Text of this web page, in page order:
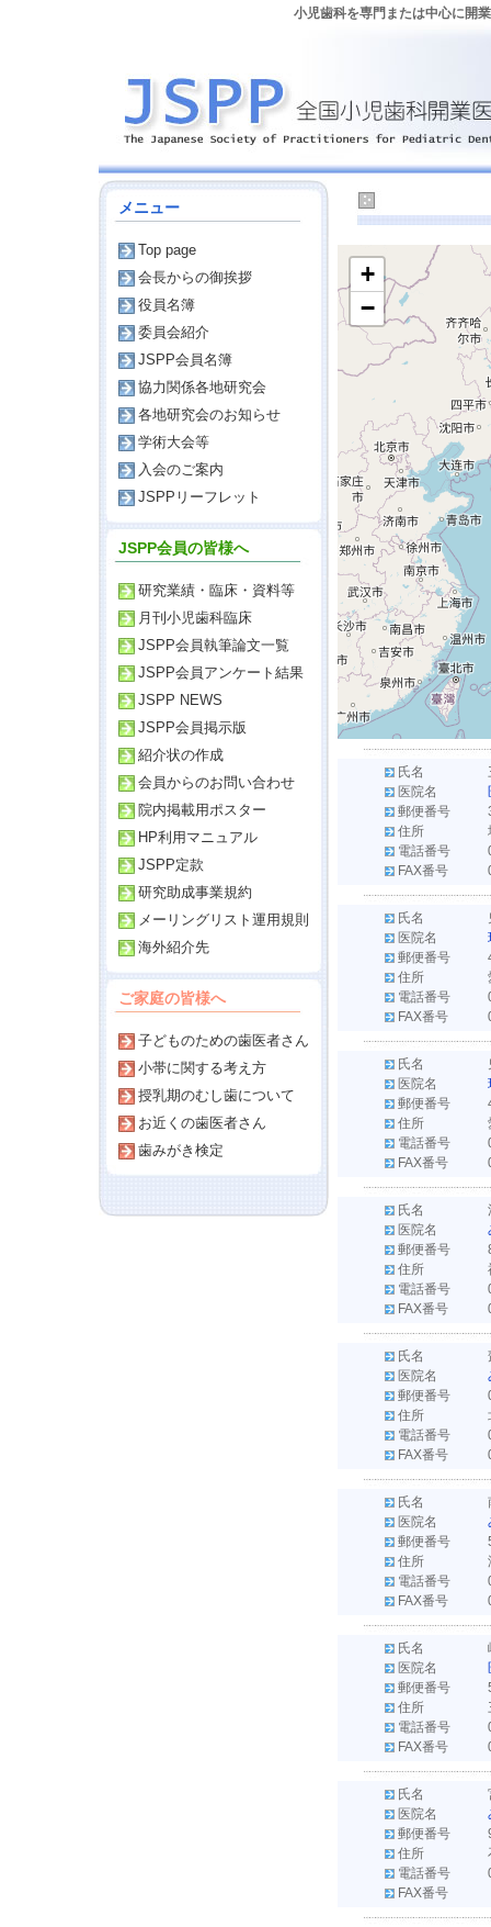
小児歯科を専門または中心に開
メニュー
Top page
会長からの御挨拶
役員名簿
委員会紹介
JSPP会員名簿
協力関係各地研究会
各地研究会のお知らせ
学術大会等
入会のご案内
JSPPリーフレット
JSPP会員の皆様へ
研究業績・臨床・資料等
月刊小児歯科臨床
JSPP会員執筆論文一覧
JSPP会員アンケート結果
JSPP NEWS
JSPP会員掲示版
紹介状の作成
会員からのお問い合わせ
院内掲載用ポスター
HP利用マニュアル
JSPP定款
研究助成事業規約
メーリングリスト運用規則
海外紹介先
ご家庭の皆様へ
子どものための歯医者さん
小帯に関する考え方
授乳期のむし歯について
お近くの歯医者さん
歯みがき検定
+
−
氏名
医院名
郵便番号
住所
電話番号
FAX番号
氏名
医院名
郵便番号
住所
電話番号
FAX番号
氏名
医院名
郵便番号
住所
電話番号
FAX番号
氏名
医院名
郵便番号
住所
電話番号
FAX番号
氏名
医院名
郵便番号
住所
電話番号
FAX番号
氏名
医院名
郵便番号
住所
電話番号
FAX番号
氏名
医院名
郵便番号
住所
電話番号
FAX番号
氏名
医院名
郵便番号
住所
電話番号
FAX番号